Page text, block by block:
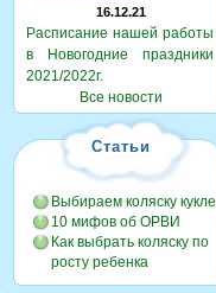
16.12.21
Расписание нашей работы
в Новогодние праздники
2021/2022г.
Все новости
Статьи
Выбираем коляску кукле
10 мифов об ОРВИ
Как выбрать коляску по
росту ребенка